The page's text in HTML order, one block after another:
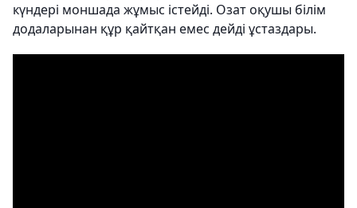
күндері моншада жұмыс істейді. Озат оқушы білім
додаларынан құр қайтқан емес дейді ұстаздары.